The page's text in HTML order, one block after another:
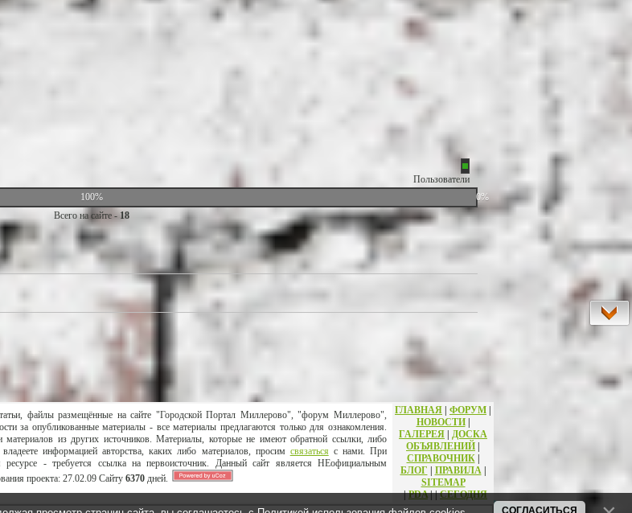
Пользователи
100%
0%
Всего на сайте -18
файлы размещённые на сайте "Городской Портал Миллерово", "форум Миллерово",
за опубликованные материалы - все материалы предлагаются только для ознакомления.
материалов из других источников. Материалы, которые не имеют обратной ссылки, либо
информацией авторства, каких либо материалов, просим связатьсяс нами. При
- требуется ссылка на первоисточник. Данный сайт является НЕофициальным
проекта: 27.02.09 Сайту 6370 дней.
ГЛАВНАЯ | ФОРУМ |
НОВОСТИ|
ГАЛЕРЕЯ | ДОСКА
ОБЪЯВЛЕНИЙ |
СПРАВОЧНИК|
БЛОГ | ПРАВИЛА |
SITEMAP
|PDA||СЕГОДНЯ
СОГЛАСИТЬСЯ